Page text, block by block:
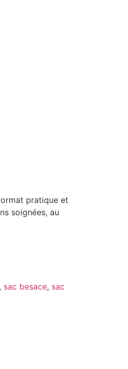
pratique et
soignées, au
sac besace, sac